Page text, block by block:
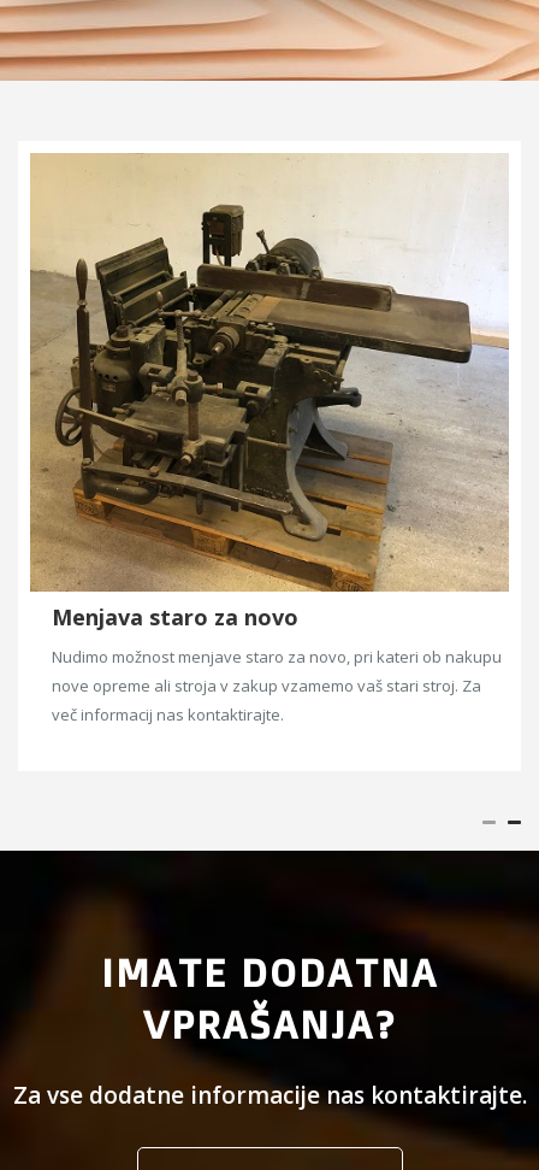
Menjava staro za novo
Nudimo možnost menjave staro za novo, pri kateri ob nakupu
nove opreme ali stroja v zakup vzamemo vaš stari stroj. Za
več informacij nas kontaktirajte.
IMATE DODATNA
VPRAŠANJA?
Za vse dodatne informacije nas kontaktirajte.